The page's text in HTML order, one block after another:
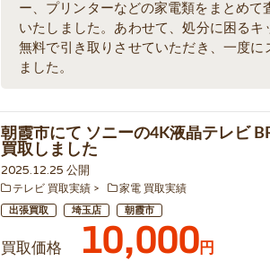
ー、プリンターなどの家電類をまとめて
いたしました。あわせて、処分に困るキ
無料で引き取りさせていただき、一度に
ました。
朝霞市にて ソニーの4K液晶テレビ
買取しました
2025.12.25 公開
テレビ 買取実績 家電 買取実績
出張買取 埼玉店 朝霞市
買取価格 10,000円